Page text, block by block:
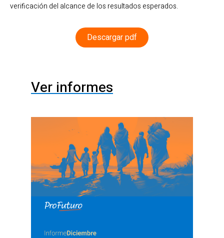
verificación del alcance de los resultados esperados.
Descargar pdf
Ver informes